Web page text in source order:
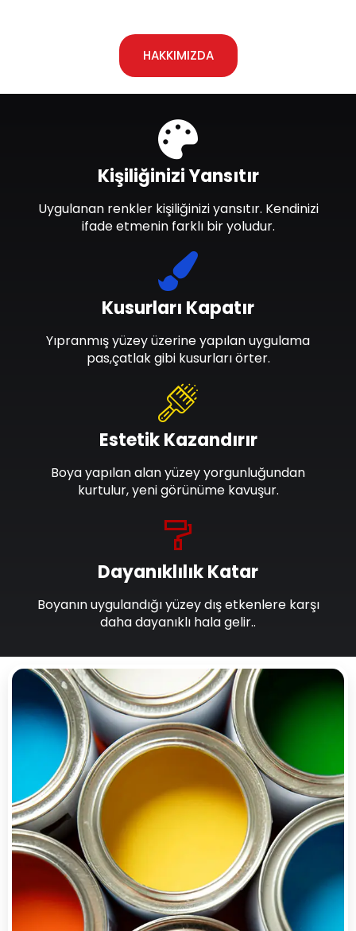
HAKKIMIZDA
Dayanıklılık Katar
Boyanın uygulandığı yüzey dış etkenlere karşı
daha dayanıklı hala gelir..
Estetik Kazandırır
Boya yapılan alan yüzey yorgunluğundan
kurtulur, yeni görünüme kavuşur.
Kusurları Kapatır
Yıpranmış yüzey üzerine yapılan uygulama
pas,çatlak gibi kusurları örter.
Kişiliğinizi Yansıtır
Uygulanan renkler kişiliğinizi yansıtır. Kendinizi
ifade etmenin farklı bir yoludur.